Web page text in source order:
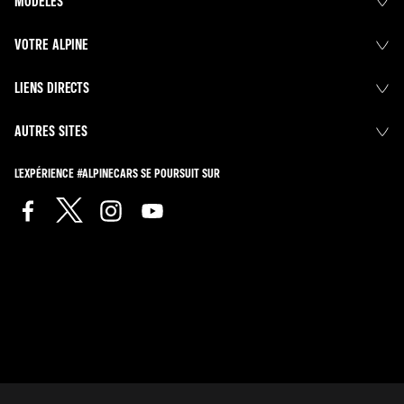
VOTRE ALPINE
LIENS DIRECTS
AUTRES SITES
L'EXPÉRIENCE #ALPINECARS SE POURSUIT SUR